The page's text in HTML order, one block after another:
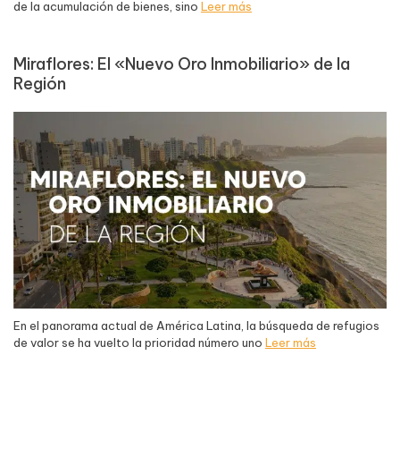
de la acumulación de bienes, sino Leer más
Miraflores: El «Nuevo Oro Inmobiliario» de la
Región
En el panorama actual de América Latina, la búsqueda de refugios
de valor se ha vuelto la prioridad número uno Leer más